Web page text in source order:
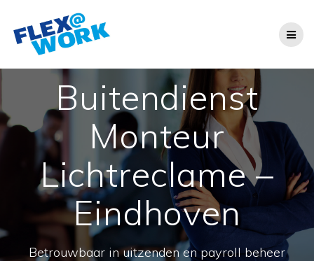
Buitendienst
Monteur
Lichtreclame –
Eindhoven
Betrouwbaar in uitzenden en payroll beheer